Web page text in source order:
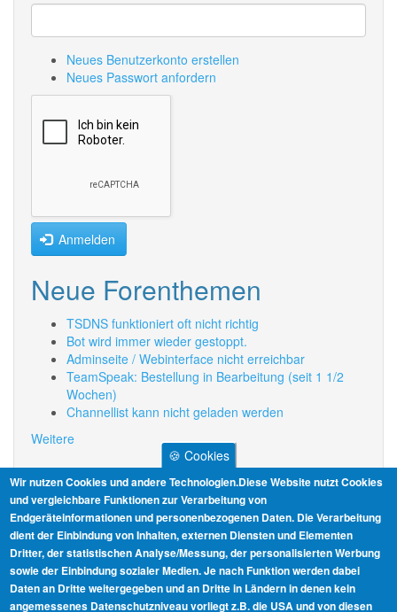
Neues Benutzerkonto erstellen
Neues Passwort anfordern
Anmelden
Neue Forenthemen
TSDNS funktioniert oft nicht richtig
Bot wird immer wieder gestoppt.
Adminseite / Webinterface nicht erreichbar
TeamSpeak: Bestellung in Bearbeitung (seit 1 1/2
Wochen)
Channellist kann nicht geladen werden
Weitere
Informationen
AGB
Datenschutz
Impressum
🍪 Cookies
Wir nutzen Cookies und andere Technologien.Diese Website nutzt Cookies
und vergleichbare Funktionen zur Verarbeitung von
Endgeräteinformationen und personenbezogenen Daten. Die Verarbeitung
dient der Einbindung von Inhalten, externen Diensten und Elementen
Dritter, der statistischen Analyse/Messung, der personalisierten Werbung
sowie der Einbindung sozialer Medien. Je nach Funktion werden dabei
Daten an Dritte weitergegeben und an Dritte in Ländern in denen kein
angemessenes Datenschutzniveau vorliegt z.B. die USA und von diesen